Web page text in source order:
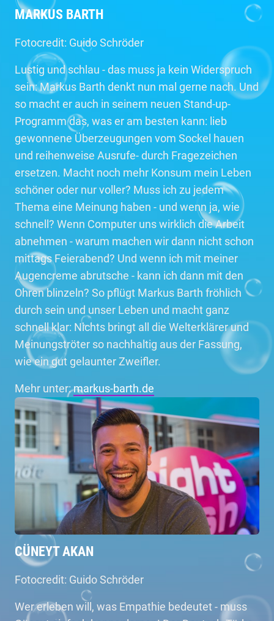
MARKUS BARTH
Fotocredit: Guido Schröder
Lustig und schlau - das muss ja kein Widerspruch
sein: Markus Barth denkt nun mal gerne nach. Und
so macht er auch in seinem neuen Stand-up-
Programm das, was er am besten kann: lieb
gewonnene Überzeugungen vom Sockel hauen
und reihenweise Ausrufe- durch Fragezeichen
ersetzen. Macht noch mehr Konsum mein Leben
schöner oder nur voller? Muss ich zu jedem
Thema eine Meinung haben - und wenn ja, wie
schnell? Wenn Computer uns wirklich die Arbeit
abnehmen - warum machen wir dann nicht schon
mittags Feierabend? Und wenn ich mit meiner
Augencreme abrutsche - kann ich dann mit den
Ohren blinzeln? So pflügt Markus Barth fröhlich
durch sein und unser Leben und macht ganz
schnell klar: Nichts bringt all die Welterklärer und
Meinungströter so nachhaltig aus der Fassung,
wie ein gut gelaunter Zweifler.
Mehr unter:markus-barth.de
CÜNEYT AKAN
Fotocredit: Guido Schröder
Wer erleben will, was Empathie bedeutet - muss